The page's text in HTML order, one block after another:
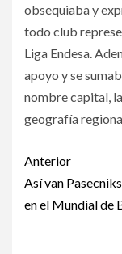
obsequiaba y
todo club
Liga Endesa.
apoyo y se
nombre capital,
geografía
Anterior
Así van
en el Mundial de